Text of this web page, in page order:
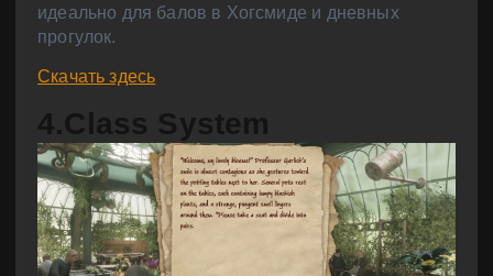
идеально для балов в Хогсмиде и дневных
прогулок.
Скачать здесь
4.Class System